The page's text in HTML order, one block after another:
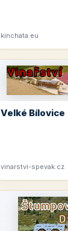
kinchata.eu
Velké Bílovice
vinarstvi-spevak.cz